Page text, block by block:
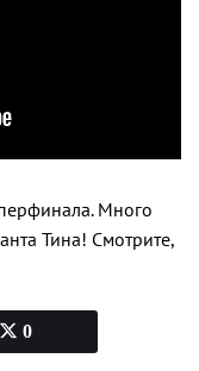
0
Много
Тина! Смотрите,